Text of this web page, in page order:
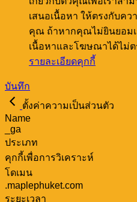
เสนอเนื้อหา ให้ตรงกับค
คุณ ถ้าหากคุณไม่ยินยอมเ
เนื้อหาและโฆษณาได้ไม่
รายละเอียดคุกกี้
บันทึก
ตั้งค่าความเป็นส่วนตัว
Name
_ga
ประเภท
คุกกี้เพื่อการวิเคราะห์
โดเมน
.maplephuket.com
ระยะเวลา